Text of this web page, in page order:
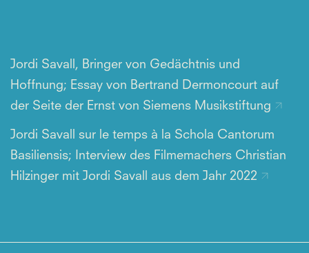
Jordi Savall, Bringer von Gedächtnis und
Hoffnung; Essay von Bertrand Dermoncourt auf
der Seite der Ernst von Siemens Musikstiftung
Jordi Savall sur le temps à la Schola Cantorum
Basiliensis; Interview des Filmemachers Christian
Hilzinger mit Jordi Savall aus dem Jahr 2022